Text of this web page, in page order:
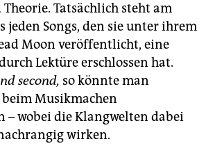
Tatsächlich steht am
jeden Songs, den sie unter ihrem
Moon veröffentlicht, eine
Lektüre erschlossen hat.
second, so könnte man
Musikmachen
– wobei die Klangwelten dabei
wirken.